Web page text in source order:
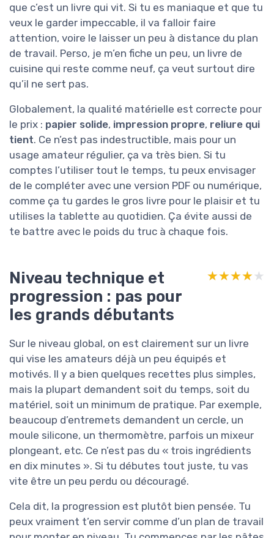
que c’est un livre qui vit. Si tu es maniaque et que tu
veux le garder impeccable, il va falloir faire
attention, voire le laisser un peu à distance du plan
de travail. Perso, je m’en fiche un peu, un livre de
cuisine qui reste comme neuf, ça veut surtout dire
qu’il ne sert pas.
Globalement, la qualité matérielle est correcte pour
le prix : papier solide, impression propre, reliure qui
tient. Ce n’est pas indestructible, mais pour un
usage amateur régulier, ça va très bien. Si tu
comptes l’utiliser tout le temps, tu peux envisager
de le compléter avec une version PDF ou numérique,
comme ça tu gardes le gros livre pour le plaisir et tu
utilises la tablette au quotidien. Ça évite aussi de
te battre avec le poids du truc à chaque fois.
Niveau technique et
progression : pas pour
les grands débutants
★★★★★
★★★★★
Sur le niveau global, on est clairement sur un livre
qui vise les amateurs déjà un peu équipés et
motivés. Il y a bien quelques recettes plus simples,
mais la plupart demandent soit du temps, soit du
matériel, soit un minimum de pratique. Par exemple,
beaucoup d’entremets demandent un cercle, un
moule silicone, un thermomètre, parfois un mixeur
plongeant, etc. Ce n’est pas du « trois ingrédients
en dix minutes ». Si tu débutes tout juste, tu vas
vite être un peu perdu ou découragé.
Cela dit, la progression est plutôt bien pensée. Tu
peux vraiment t’en servir comme d’un plan de travail